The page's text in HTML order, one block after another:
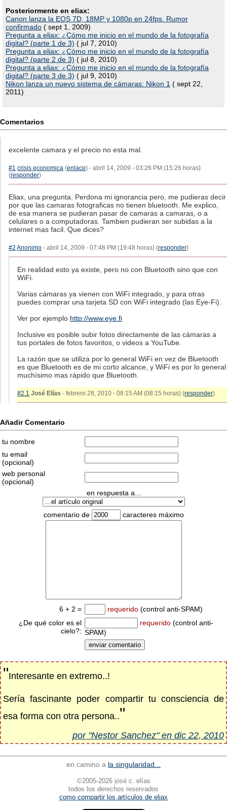
Posteriormente en eliax:
Canon lanza la EOS 7D, 18MP y 1080p en 24fps. Rumor
confirmado ( sept 1, 2009)
Pregunta a eliax: ¿Cómo me inicio en el mundo de la fotografía
digital? (parte 1 de 3) ( jul 7, 2010)
Pregunta a eliax: ¿Cómo me inicio en el mundo de la fotografía
digital? (parte 2 de 3) ( jul 8, 2010)
Pregunta a eliax: ¿Cómo me inicio en el mundo de la fotografía
digital? (parte 3 de 3) ( jul 9, 2010)
Nikon lanza un nuevo sistema de cámaras: Nikon 1 ( sept 22,
2011)
Comentarios
excelente camara y el precio no esta mal.
#1 crisis economica (enlace) - abril 14, 2009 - 03:26 PM (15:26 horas)
(responder)
Eliax, una pregunta. Perdona mi ignorancia pero, me pudieras decir
por que las camaras fotograficas no tienen bluetooth. Me explico,
de esa manera se pudieran pasar de camaras a camaras, o a
celulares o a computadoras. Tambien pudieran ser subidas a la
internet mas facil. Que dices?
#2 Anonimo - abril 14, 2009 - 07:48 PM (19:48 horas) (responder)
En realidad esto ya existe, pero no con Bluetooth sino que con
WiFi.
Varias cámaras ya vienen con WiFi integrado, y para otras
puedes comprar una tarjeta SD con WiFi integrado (las Eye-Fi).
Ver por ejemplo http://www.eye.fi
Inclusive es posible subir fotos directamente de las cámaras a
tus portales de fotos favoritos, o videos a YouTube.
La razón que se utiliza por lo general WiFi en vez de Bluetooth
es que Bluetooth es de mi corto alcance, y WiFi es por lo general
muchísimo mas rápido que Bluetooth.
#2.1 José Elías - febrero 28, 2010 - 08:15 AM (08:15 horas) (responder)
Añadir Comentario
tu nombre
tu email
(opcional)
web personal
(opcional)
en respuesta a...
comentario de caracteres máximo
6 + 2 = requerido (control anti-SPAM)
¿De qué color es el
cielo?:
requerido (control anti-
SPAM)
"Interesante en extremo..!
Sería fascinante poder compartir tu consciencia de
esa forma con otra persona.."
por "Nestor Sanchez" en dic 22, 2010
en camino a la singularidad...
©2005-2026 josé c. elías
todos los derechos reservados
como compartir los artículos de eliax